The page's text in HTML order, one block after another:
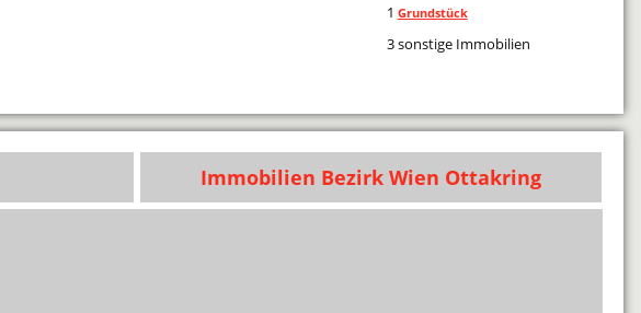
1 Grundstück
3 sonstige Immobilien
Immobilien Bezirk Wien Ottakring